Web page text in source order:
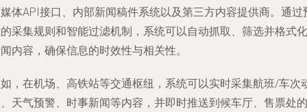
体API接口、内部新闻稿件系统以及第三方内容提供商。通过
采集规则和智能过滤机制，系统可以自动抓取、筛选并格式化
内容，确保信息的时效性与相关性。
，在机场、高铁站等交通枢纽，系统可以实时采集航班/车次
天气预警、时事新闻等内容，并即时推送到候车厅、售票处的